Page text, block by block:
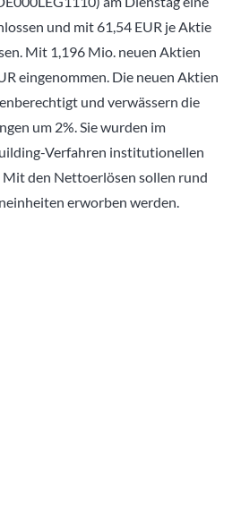
und mit 61,54 EUR je Aktie
Mit 1,196 Mio. neuen Aktien
eingenommen. Die neuen Aktien
und verwässern die
um 2%. Sie wurden im
Verfahren institutionellen
den Nettoerlösen sollen rund
erworben werden.